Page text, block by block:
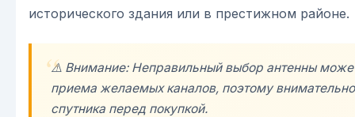
исторического здания или в престижном районе.
⚠️ Внимание: Неправильный выбор антенны
приема желаемых каналов, поэтому внимательно
спутника перед покупкой.